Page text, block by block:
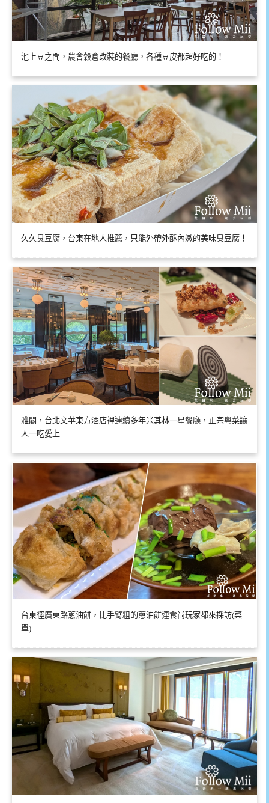
池上豆之間，農會穀倉改裝的餐廳，各種豆皮都超好吃的！
久久臭豆腐，台東在地人推薦，只能外帶外酥內嫩的美味臭豆腐！
雅閣，台北文華東方酒店裡連續多年米其林一星餐廳，正宗粵菜讓
人一吃愛上
台東徑廣東路蔥油餅，比手臂粗的蔥油餅連食尚玩家都來採訪(菜
單)